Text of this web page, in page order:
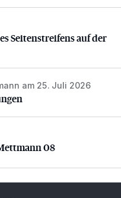
Seitenstreifens auf der A3
Seitenstreifens auf der
am 25. Juli 2026
08
08